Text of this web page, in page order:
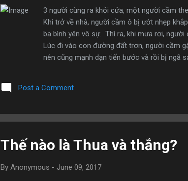
3 người cùng ra khỏi cửa, một người cầm
Khi trở về nhà, người cầm ô bị ướt nhẹp
ba bình yên vô sự. Thì ra, khi mưa rơi,
Lúc đi vào con đường đất trơn, người cầm
nên cũng mạnh dạn tiến bước và rồi bị ngã
mạnh, con người càng dễ gặp chuyện bất
Post a Comment
Thế nào là Thua và thắng?
By Anonymous - June 09, 2017